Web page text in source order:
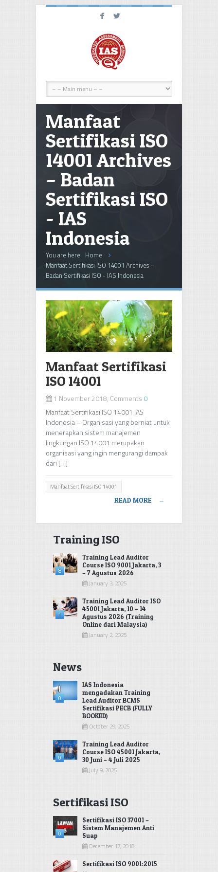
F L
Manfaat
Sertifikasi ISO
14001 Archives
– Badan
Sertifikasi ISO
- IAS
Indonesia
You are here Home
Manfaat Sertifikasi ISO 14001 Archives –
Badan Sertifikasi ISO - IAS Indonesia
Manfaat Sertifikasi
ISO 14001
1 November 2018, Comments 0
Manfaat Sertifikasi ISO 14001 IAS
Indonesia – Organisasi yang berniat untuk
menerapkan sistem manajemen
lingkungan ISO 14001 merupakan
organisasi yang ingin mengurangi dampak
dari […]
Manfaat Sertifikasi ISO 14001
READ MORE →
Training ISO
8
Training Lead Auditor
Course ISO 9001 Jakarta, 3
– 7 Agustus 2026
January 3, 2025
1
Training Lead Auditor ISO
45001 Jakarta, 10 – 14
Agustus 2026 (Training
Online dari Malaysia)
January 2, 2025
News
0
IAS Indonesia
mengadakan Training
Lead Auditor BCMS
Sertifikasi PECB (FULLY
BOOKED)
October 29, 2025
0
Training Lead Auditor
Course ISO 45001 Jakarta,
30 Juni – 4 Juli 2025
July 9, 2025
Sertifikasi ISO
0
Sertifikasi ISO 37001 –
Sistem Manajemen Anti
Suap
December 17, 2018
Sertifikasi ISO 9001:2015